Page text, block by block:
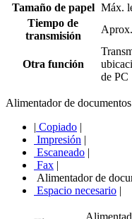
Tamaño de papel Máx.
Tiempo de
transmisión
Otra función
de PC
Alimentador de documentos
| Copiado |
Impresión |
Escaneado |
Fax |
Alimentador de
Espacio necesario |